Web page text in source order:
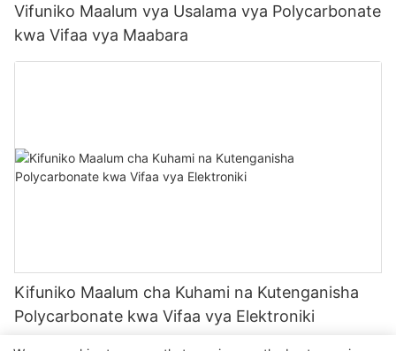
Vifuniko Maalum vya Usalama vya Polycarbonate
kwa Vifaa vya Maabara
Kifuniko Maalum cha Kuhami na Kutenganisha
Polycarbonate kwa Vifaa vya Elektroniki